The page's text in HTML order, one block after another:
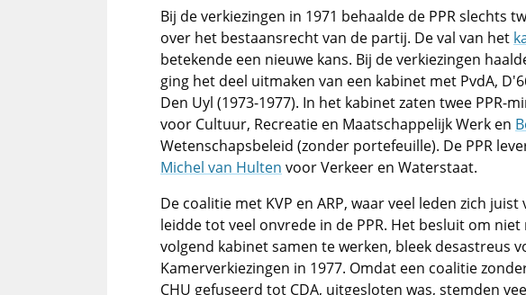
Bij de verkiezingen in 1971 behaalde de PPR slechts
over het bestaansrecht van de partij. De val van het
betekende een nieuwe kans. Bij de verkiezingen
ging het deel uitmaken van een kabinet met PvdA,
Den Uyl (1973-1977). In het kabinet zaten twee PPR-
voor Cultuur, Recreatie en Maatschappelijk Werk en
Wetenschapsbeleid (zonder portefeuille). De PPR
Michel van Hulten voor Verkeer en Waterstaat.
De coalitie met KVP en ARP, waar veel leden zich
leidde tot veel onvrede in de PPR. Het besluit om
volgend kabinet samen te werken, bleek desastreus
Kamerverkiezingen in 1977. Omdat een coalitie
CHU gefuseerd tot CDA, uitgesloten was, stemden